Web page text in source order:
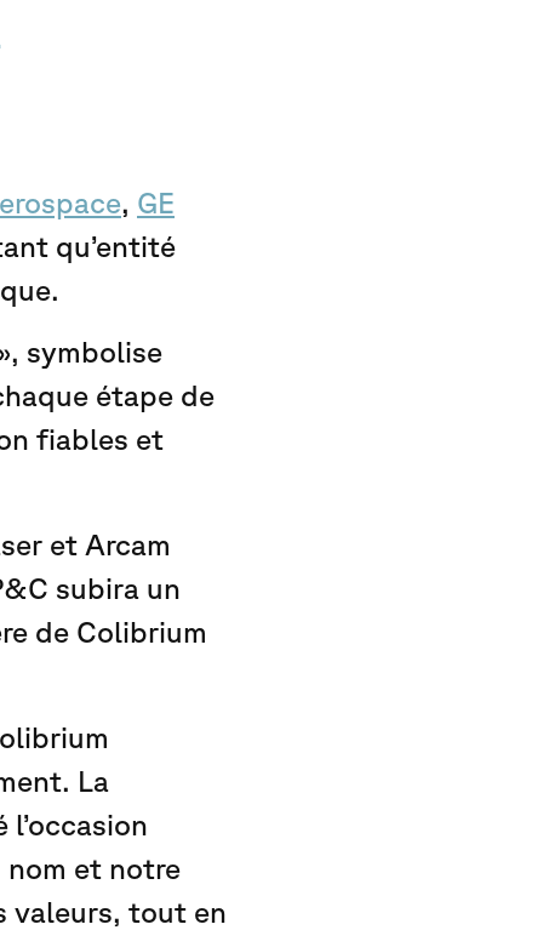
, GE
qu’entité
symbolise
étape de
fiables et
et Arcam
subira un
de Colibrium
La
nom et notre
valeurs, tout en